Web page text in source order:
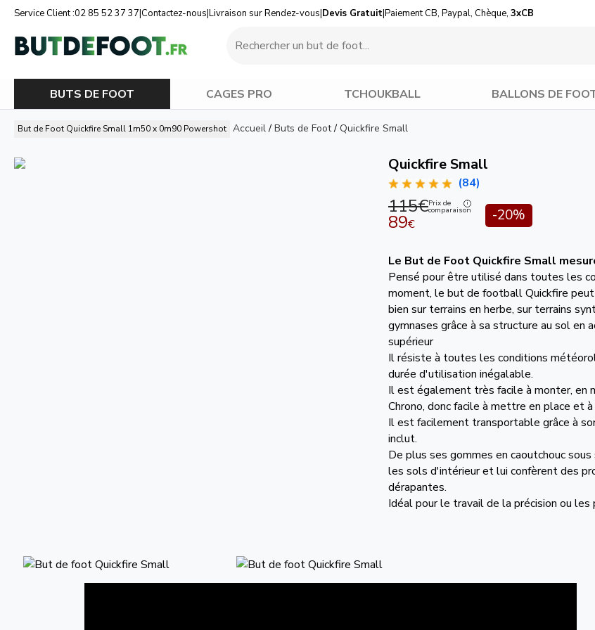
Service Client :02 85 52 37 37|Contactez-nous|Livraison sur Rendez-vous|Devis Gratuit|Paiement CB, Paypal, Chèque, 3xCB
BUTS DE FOOT CAGES PRO TCHOUKBALL BALLONS DE
But de Foot Quickfire Small 1m50 x 0m90 Powershot Accueil/ Buts de Foot/ Quickfire Small
Quickfire Small
(84)
115€Prix de
comparaison
89€ -20%
Le But de Foot Quickfire Small
Pensé pour être utilisé dans toutes les
moment, le but de football Quickfire
bien sur terrains en herbe, sur terrains
gymnases grâce à sa structure au sol en
supérieur
Il résiste à toutes les conditions
durée d'utilisation inégalable.
Il est également très facile à monter, en
Chrono, donc facile à mettre en place et
Il est facilement transportable grâce à
inclut.
De plus ses gommes en caoutchouc
les sols d'intérieur et lui confèrent des
dérapantes.
Idéal pour le travail de la précision ou